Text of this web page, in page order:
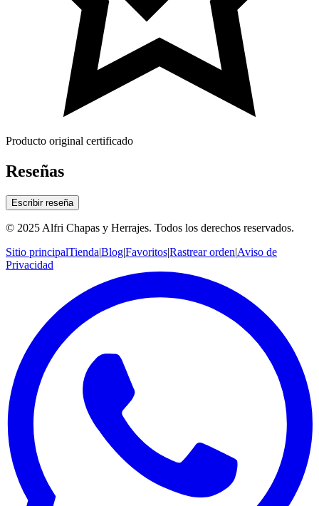
Producto original certificado
Reseñas
Escribir reseña
© 2025 Alfri Chapas y Herrajes. Todos los derechos reservados.
Sitio principalTienda|Blog|Favoritos|Rastrear orden|Aviso de
Privacidad